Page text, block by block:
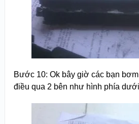
Bước 10: Ok bây giờ các bạn
điều qua 2 bên như hình phía